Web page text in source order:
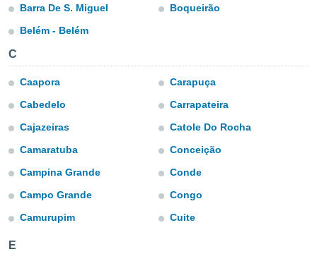
digital
contenido
la
sean
CONFIGURACIÓN
Barra De S. Miguel
Belém - Belém
Boqueirão
C
Caapora
Cabedelo
Cajazeiras
Camaratuba
Campina Grande
Campo Grande
Camurupim
Carapuça
Carrapateira
Catole Do Rocha
Conceição
Conde
Congo
Cuite
E